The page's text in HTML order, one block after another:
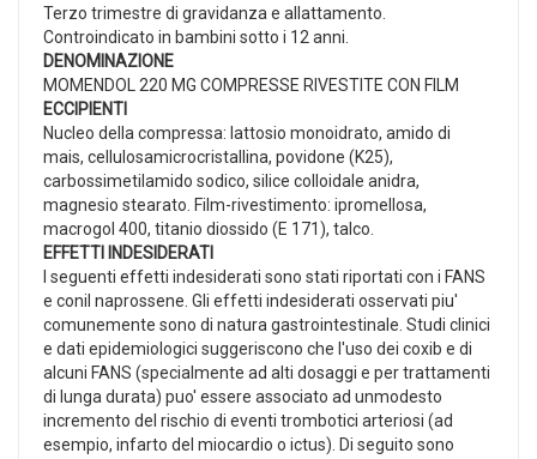
Terzo trimestre di gravidanza e allattamento.
Controindicato in bambini sotto i 12 anni.
DENOMINAZIONE
MOMENDOL 220 MG COMPRESSE RIVESTITE CON FILM
ECCIPIENTI
Nucleo della compressa: lattosio monoidrato, amido di
mais, cellulosamicrocristallina, povidone (K25),
carbossimetilamido sodico, silice colloidale anidra,
magnesio stearato. Film-rivestimento: ipromellosa,
macrogol 400, titanio diossido (E 171), talco.
EFFETTI INDESIDERATI
I seguenti effetti indesiderati sono stati riportati con i FANS
e conil naprossene. Gli effetti indesiderati osservati piu'
comunemente sono di natura gastrointestinale. Studi clinici
e dati epidemiologici suggeriscono che l'uso dei coxib e di
alcuni FANS (specialmente ad alti dosaggi e per trattamenti
di lunga durata) puo' essere associato ad unmodesto
incremento del rischio di eventi trombotici arteriosi (ad
esempio, infarto del miocardio o ictus). Di seguito sono